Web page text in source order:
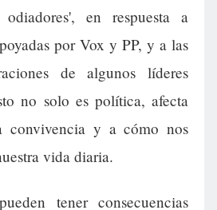
en respuesta a
por Vox y PP, y a las
de algunos líderes
no solo es política, afecta
convivencia y a cómo nos
vida diaria.
tener consecuencias